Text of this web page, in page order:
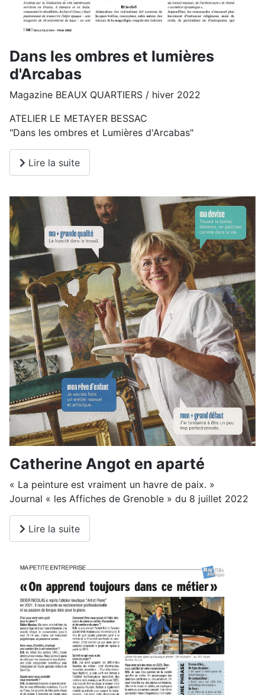
Dans les ombres et lumières
d'Arcabas
Magazine BEAUX QUARTIERS / hiver 2022
ATELIER LE METAYER BESSAC
"Dans les ombres et Lumières d'Arcabas"
Lire la suite
Catherine Angot en aparté
« La peinture est vraiment un havre de paix. »
Journal « les Affiches de Grenoble » du 8 juillet 2022
Lire la suite